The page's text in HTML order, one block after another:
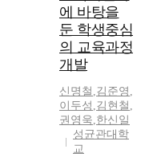
에 바탕을
둔 학생중심
의 교육과정
개발
신명철 ,김준영 ,
이두성 ,김현철 ,
권영욱,한신일
성균관대학
교